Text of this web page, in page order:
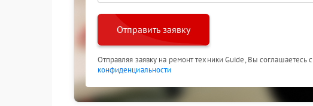
Отправить заявку
Отправляя заявку на ремонт техники Guide, Вы соглашаетесь с
конфиденциальности